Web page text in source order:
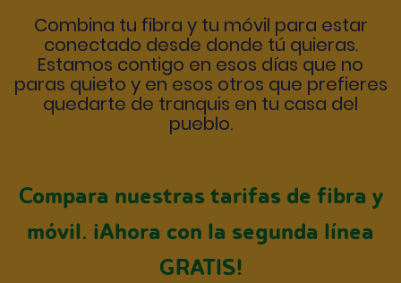
Combina tu fibra y tu móvil para estar
conectado desde donde tú quieras.
Estamos contigo en esos días que no
paras quieto y en esos otros que prefieres
quedarte de tranquis en tu casa del
pueblo.
Compara nuestras tarifas de fibra y
móvil. ¡Ahora con la segunda línea
GRATIS!